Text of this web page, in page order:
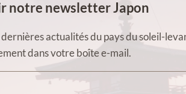
notre newsletter Japon
actualités du pays du soleil-
dans votre boîte e-mail.